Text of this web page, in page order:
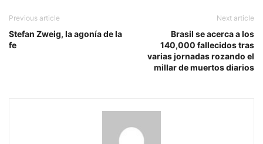
Previous article
Stefan Zweig, la agonía de la
fe
Next article
Brasil se acerca a los
140,000 fallecidos tras
varias jornadas rozando el
millar de muertos diarios